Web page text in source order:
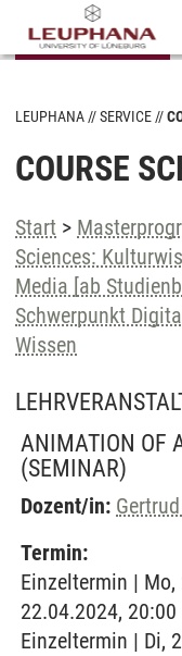
LEUPHANA SERVICE
COURSE
Start >
Sciences:
Media [ab
Schwerpunkt
Wissen
ANIMATION OF
(SEMINAR)
Dozent/in:
Termin:
Einzeltermin |
22.04.2024,
Einzeltermin | Di,